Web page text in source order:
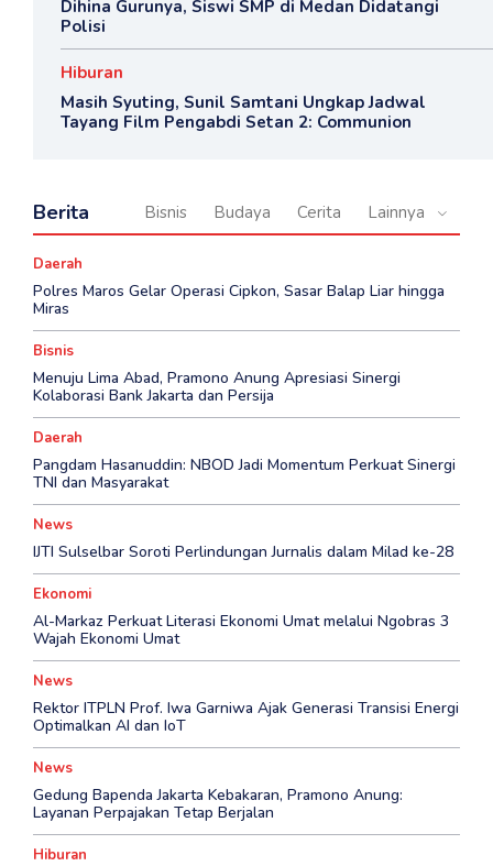
Dihina Gurunya, Siswi SMP di Medan Didatangi
Polisi
Hiburan
Masih Syuting, Sunil Samtani Ungkap Jadwal
Tayang Film Pengabdi Setan 2: Communion
Berita Bisnis Budaya Cerita Lainnya
Daerah
Polres Maros Gelar Operasi Cipkon, Sasar Balap Liar hingga
Miras
Bisnis
Menuju Lima Abad, Pramono Anung Apresiasi Sinergi
Kolaborasi Bank Jakarta dan Persija
Daerah
Pangdam Hasanuddin: NBOD Jadi Momentum Perkuat Sinergi
TNI dan Masyarakat
News
IJTI Sulselbar Soroti Perlindungan Jurnalis dalam Milad ke-28
Ekonomi
Al-Markaz Perkuat Literasi Ekonomi Umat melalui Ngobras 3
Wajah Ekonomi Umat
News
Rektor ITPLN Prof. Iwa Garniwa Ajak Generasi Transisi Energi
Optimalkan AI dan IoT
News
Gedung Bapenda Jakarta Kebakaran, Pramono Anung:
Layanan Perpajakan Tetap Berjalan
Hiburan